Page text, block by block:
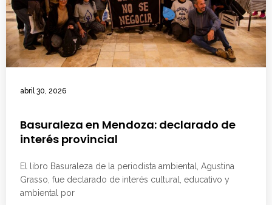
abril 30, 2026
Basuraleza en Mendoza: declarado de
interés provincial
El libro Basuraleza de la periodista ambiental, Agustina
Grasso, fue declarado de interés cultural, educativo y
ambiental por